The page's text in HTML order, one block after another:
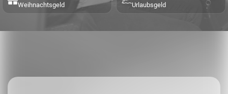
Weihnachtsgeld Urlaubsgeld